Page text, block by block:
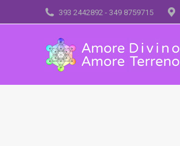
393 2442892 - 349 8759715